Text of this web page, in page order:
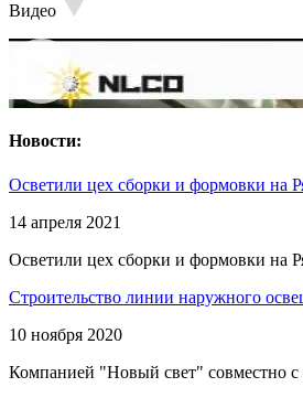
Видео
Новости:
Осветили цех сборки и формовки на
14 апреля 2021
Осветили цех сборки и формовки на
Строительство линии наружного
10 ноября 2020
Компанией "Новый свет" совместно с